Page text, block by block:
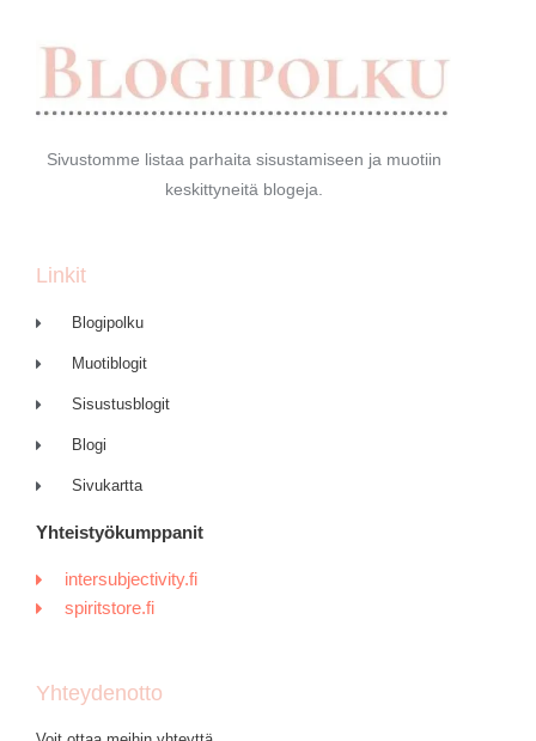
Sivustomme listaa parhaita sisustamiseen ja muotiin
keskittyneitä blogeja.
Linkit
Blogipolku
Muotiblogit
Sisustusblogit
Blogi
Sivukartta
Yhteistyökumppanit
intersubjectivity.fi
spiritstore.fi
Yhteydenotto